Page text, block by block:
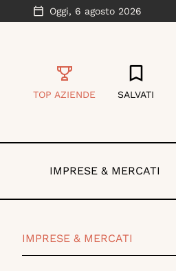
Oggi, 6 agosto 2026
TOP AZIENDE SALVATI
IMPRESE & MERCATI
IMPRESE & MERCATI